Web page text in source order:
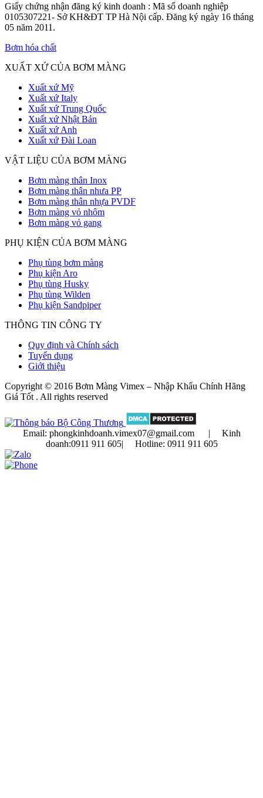
Giấy chứng nhận đăng ký kinh doanh : Mã số doanh nghiệp
0105307221- Sở KH&ĐT TP Hà Nội cấp. Đăng ký ngày 16 tháng
05 năm 2011.
Bơm hóa chất
XUẤT XỨ CỦA BƠM MÀNG
Xuất xứ Mỹ
Xuất xứ Italy
Xuất xứ Trung Quốc
Xuất xứ Nhật Bản
Xuất xứ Anh
Xuất xứ Đài Loan
VẬT LIỆU CỦA BƠM MÀNG
Bơm màng thân Inox
Bơm màng thân nhưa PP
Bơm màng thân nhựa PVDF
Bơm màng vỏ nhôm
Bơm màng vỏ gang
PHỤ KIỆN CỦA BƠM MÀNG
Phụ tùng bơm màng
Phụ kiện Aro
Phụ tùng Husky
Phụ tùng Wilden
Phụ kiện Sandpiper
THÔNG TIN CÔNG TY
Quy định và Chính sách
Tuyển dụng
Giới thiệu
Copyright © 2016 Bơm Màng Vimex – Nhập Khẩu Chính Hãng
Giá Tốt . All rights reserved
Email: phongkinhdoanh.vimex07@gmail.com | Kinh
doanh:0911 911 605| Hotline: 0911 911 605